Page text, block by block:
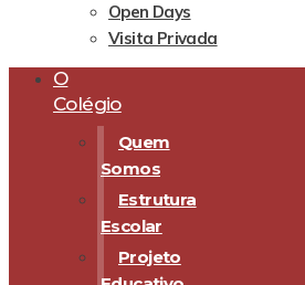
Open Days
Visita Privada
O
Colégio
Quem
Somos
Estrutura
Escolar
Projeto